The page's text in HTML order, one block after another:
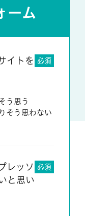
ーム
イトを 必須
う思う
そう思わない
レッソ
と思い
必須